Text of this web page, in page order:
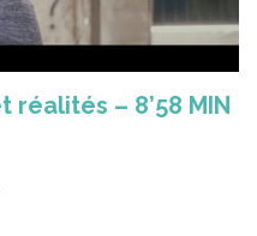
– 8’58 MIN